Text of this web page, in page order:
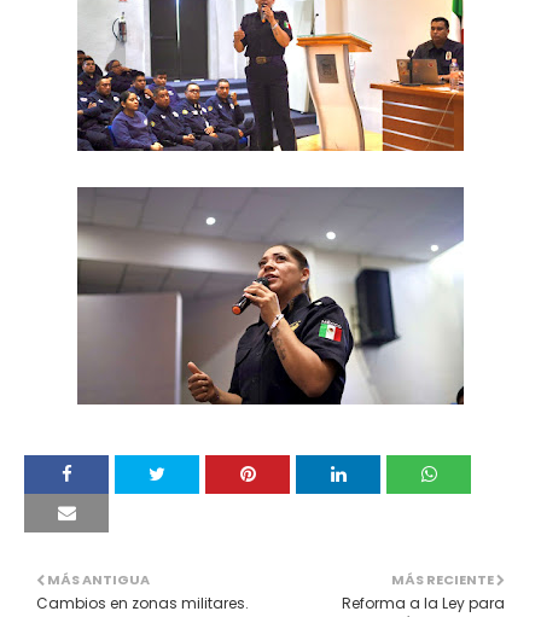
MÁS RECIENTE
Reforma a la Ley para
MÁS ANTIGUA
Cambios en zonas militares.